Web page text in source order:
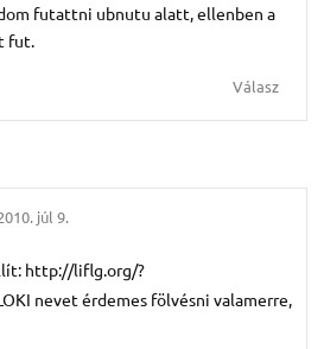
futattni ubnutu alatt, ellenben a
fut.
Válasz
júl 9.
http://liflg.org/?
nevet érdemes fölvésni valamerre,